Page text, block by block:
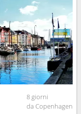
8 giorni
da Copenhagen